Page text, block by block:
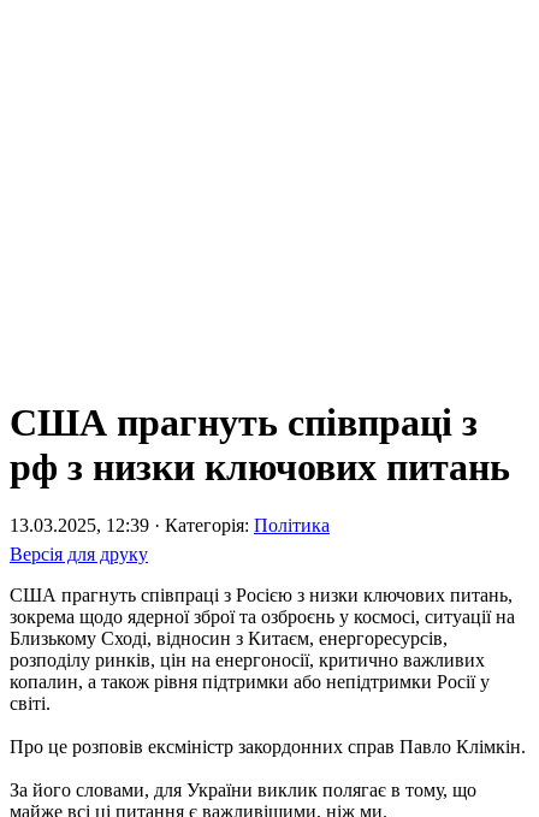
США прагнуть співпраці з
рф з низки ключових питань
13.03.2025, 12:39 · Категорія: Політика
Версія для друку
США прагнуть співпраці з Росією з низки ключових питань,
зокрема щодо ядерної зброї та озброєнь у космосі, ситуації на
Близькому Сході, відносин з Китаєм, енергоресурсів,
розподілу ринків, цін на енергоносії, критично важливих
копалин, а також рівня підтримки або непідтримки Росії у
світі.
Про це розповів ексміністр закордонних справ Павло Клімкін.
За його словами, для України виклик полягає в тому, що
майже всі ці питання є важливішими, ніж ми.